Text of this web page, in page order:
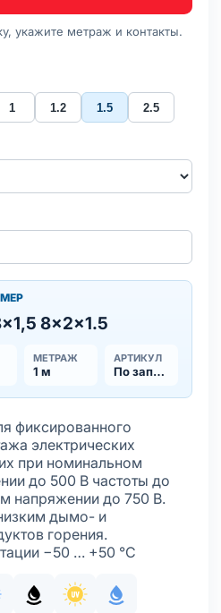
укажите метраж и контакты.
1 1.2 1.5 2.5
8×2×1.5
МЕТРАЖ
1 м
АРТИКУЛ
По запросу
фиксированного
электрических
при номинальном
до 500 В частоты до
напряжении до 750 В.
дымо- и
горения.
−50 … +50 °С
многопроволочная
исполнение
Маслобензостойкое
Стойкость к
С